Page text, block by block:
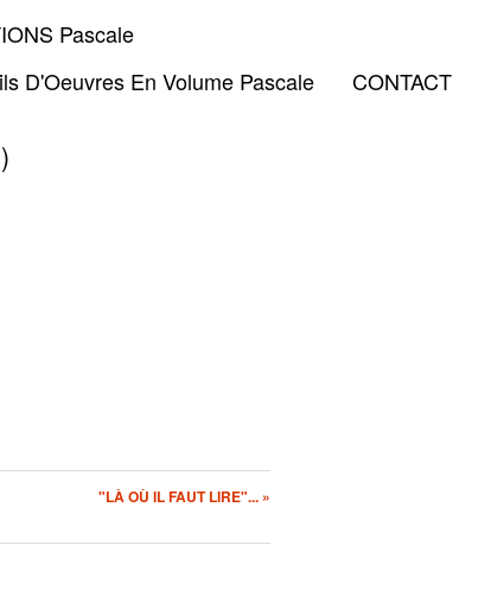
Pascale
D'Oeuvres En Volume Pascale
CONTACT
"LÀ OÙ IL FAUT LIRE"... »